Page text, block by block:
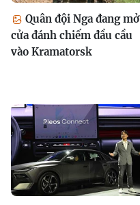
Quân đội Nga đang mở
cửa đánh chiếm đầu cầu
vào Kramatorsk